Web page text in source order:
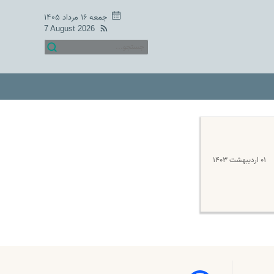
جمعه ۱۶ مرداد ۱۴۰۵
7 August 2026
۰۱ اردیبهشت ۱۴۰۳